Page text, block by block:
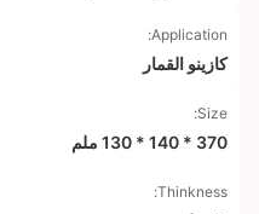
Application:
كازينو القمار
Size:
370 * 140 * 130 ملم
Thinkness: